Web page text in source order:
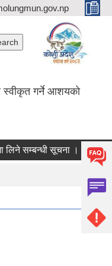
स्वीकृत गर्ने आशयको
सूचना ।